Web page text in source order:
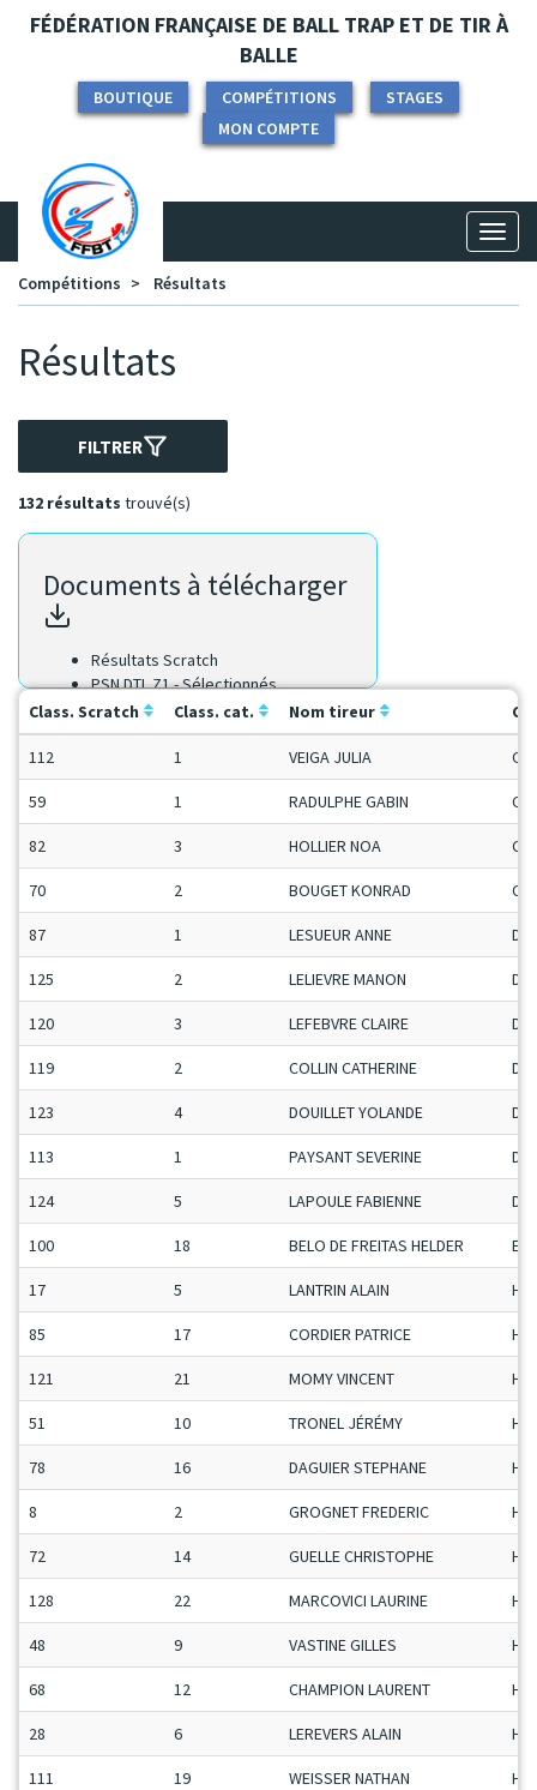
Panneau de gestion des cookies
FÉDÉRATION FRANÇAISE DE BALL TRAP ET DE TIR À
BALLE
BOUTIQUE COMPÉTITIONS
STAGES
MON COMPTE
Compétitions
Résultats
Résultats
FILTRER
132 résultats trouvé(s)
Documents à télécharger
Résultats Scratch
PSN DTL Z1 - Sélectionnés
Class. Scratch
Class. cat. Nom tireur
112 1 VEIGA JULIA
59 1 RADULPHE GABIN
82 3 HOLLIER NOA
70 2 BOUGET KONRAD
87 1 LESUEUR ANNE
125 2 LELIEVRE MANON
120 3 LEFEBVRE CLAIRE
119 2 COLLIN CATHERINE
123 4 DOUILLET YOLANDE
113 1 PAYSANT SEVERINE
124 5 LAPOULE FABIENNE
100 18 BELO DE FREITAS HELDER ET
17 5 LANTRIN ALAIN H-C
85 17 CORDIER PATRICE H-C
121 21 MOMY VINCENT H-C
51 10 TRONEL JÉRÉMY H-C
78 16 DAGUIER STEPHANE H-C
8 2 GROGNET FREDERIC H-C
72 14 GUELLE CHRISTOPHE H-C
128 22 MARCOVICI LAURINE H-C
48 9 VASTINE GILLES H-C
68 12 CHAMPION LAURENT H-C
28 6 LEREVERS ALAIN H-C
111 19 WEISSER NATHAN H-C